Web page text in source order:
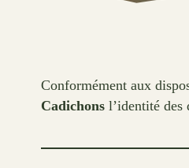
Conformément aux
Cadichons l’identité des